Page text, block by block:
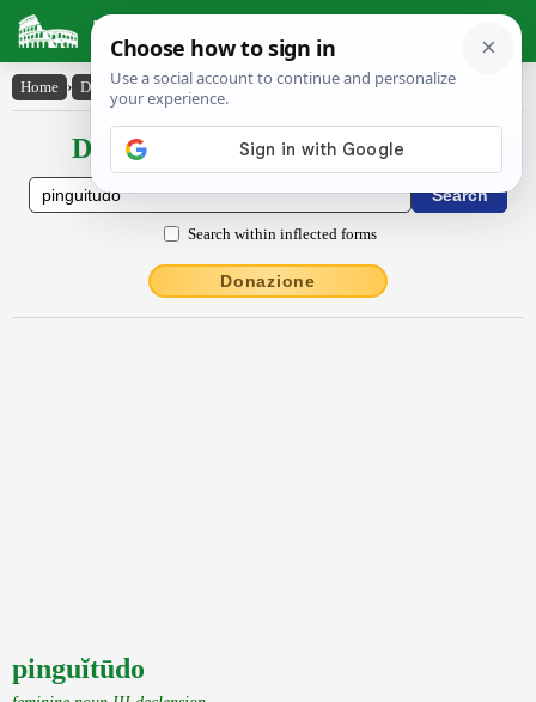
Latin Dictionary
Home › Declensions / Conjugations › pinguĭtūdo
Declensions / Conjugations latin
Search within inflected forms
Donazione
pinguĭtūdo